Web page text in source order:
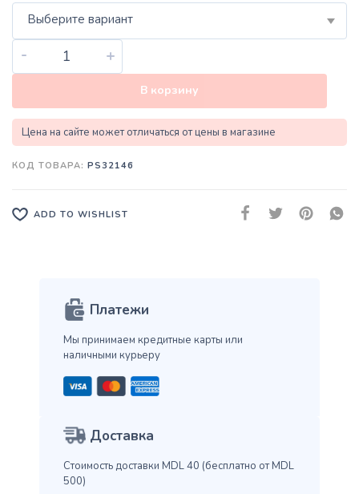
Выберите вариант
- +
В корзину
Цена на сайте может отличаться от цены в магазине
КОД ТОВАРА: PS32146
ADD TO WISHLIST
Платежи
Мы принимаем кредитные карты или
наличными курьеру
Доставка
Стоимость доставки MDL 40 (бесплатно от MDL
500)